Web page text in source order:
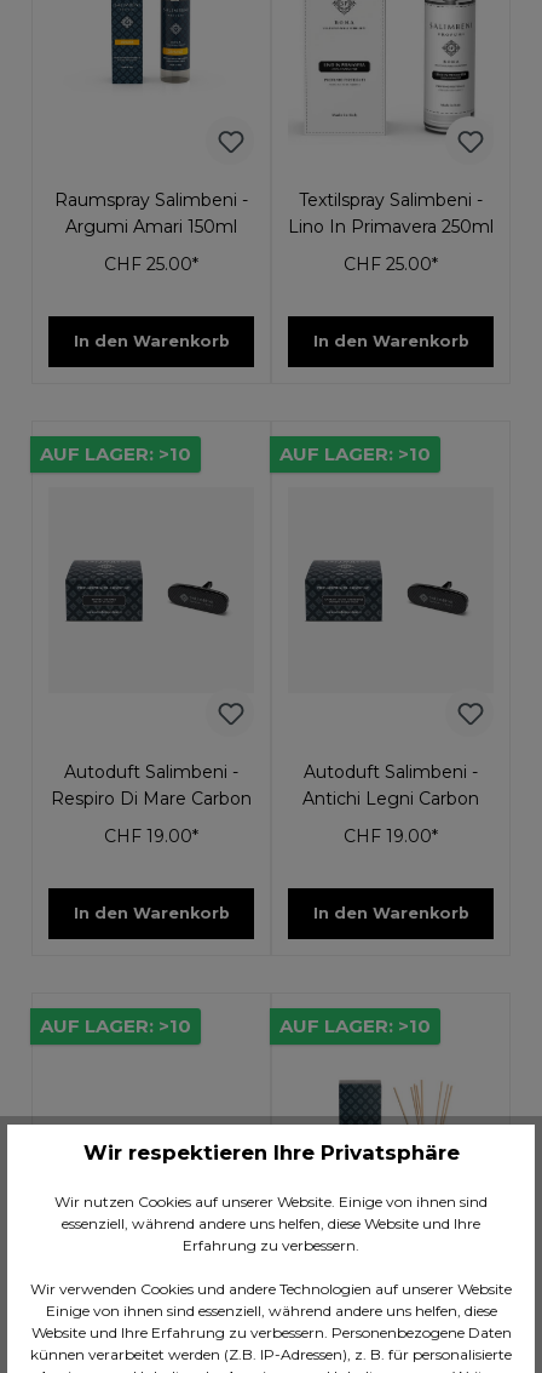
Raumspray Salimbeni -
Argumi Amari 150ml
CHF 25.00*
In den Warenkorb
Textilspray Salimbeni -
Lino In Primavera 250ml
CHF 25.00*
In den Warenkorb
AUF LAGER: >10
Autoduft Salimbeni -
Respiro Di Mare Carbon
CHF 19.00*
In den Warenkorb
AUF LAGER: >10
Autoduft Salimbeni -
Antichi Legni Carbon
CHF 19.00*
In den Warenkorb
AUF LAGER: >10
Autoduft Refill
AUF LAGER: >10
Raumduft Salimbeni -
Wir respektieren Ihre Privatsphäre
Wir nutzen Cookies auf unserer Website. Einige von ihnen sind
essenziell, während andere uns helfen, diese Website und Ihre
Erfahrung zu verbessern.
Wir verwenden Cookies und andere Technologien auf unserer Website
Einige von ihnen sind essenziell, während andere uns helfen, diese
Website und Ihre Erfahrung zu verbessern. Personenbezogene Daten
künnen verarbeitet werden (Z.B. IP-Adressen), z. B. für personalisierte